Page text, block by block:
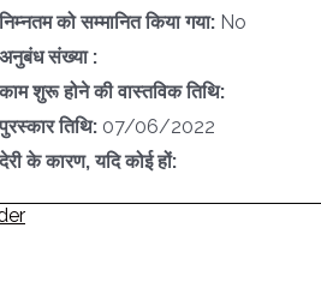
को सम्मानित किया गया: No
अनुबंध संख्या :
शुरू होने की वास्तविक तिथि:
तिथि: 07/06/2022
के कारण, यदि कोई हों: